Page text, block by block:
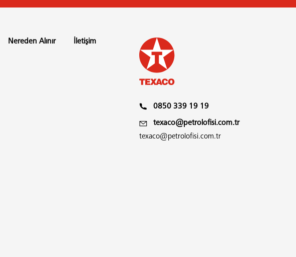
Nereden Alınır İletişim
0850 339 19 19
texaco@petrolofisi.com.tr
texaco@petrolofisi.com.tr